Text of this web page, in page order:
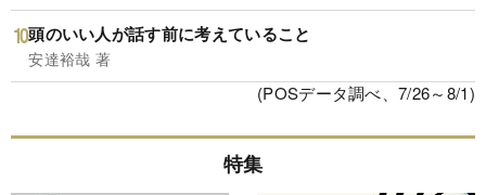
頭のいい人が話す前に考えていること
安達裕哉 著
(POSデータ調べ、7/26～8/1)
特集